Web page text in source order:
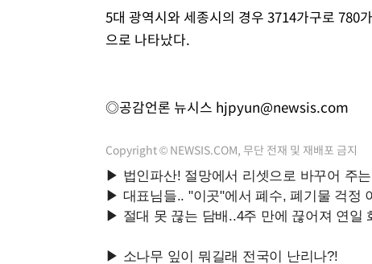
5대 광역시와 세종시의 경우 3714가구로 780
으로 나타났다.
◎공감언론 뉴시스 hjpyun@newsis.com
Copyright © NEWSIS.COM, 무단 전재 및 재배포 금지